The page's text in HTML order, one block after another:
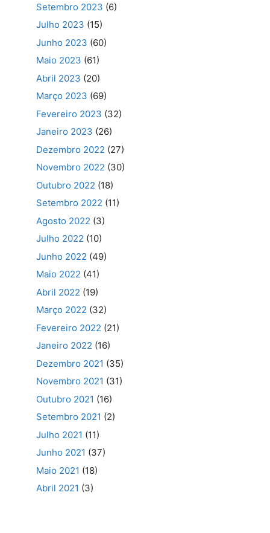
Setembro 2023 (6)
Julho 2023 (15)
Junho 2023 (60)
Maio 2023 (61)
Abril 2023 (20)
Março 2023 (69)
Fevereiro 2023 (32)
Janeiro 2023 (26)
Dezembro 2022 (27)
Novembro 2022 (30)
Outubro 2022 (18)
Setembro 2022 (11)
Agosto 2022 (3)
Julho 2022 (10)
Junho 2022 (49)
Maio 2022 (41)
Abril 2022 (19)
Março 2022 (32)
Fevereiro 2022 (21)
Janeiro 2022 (16)
Dezembro 2021 (35)
Novembro 2021 (31)
Outubro 2021 (16)
Setembro 2021 (2)
Julho 2021 (11)
Junho 2021 (37)
Maio 2021 (18)
Abril 2021 (3)